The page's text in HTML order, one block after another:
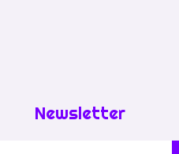
Newsletter